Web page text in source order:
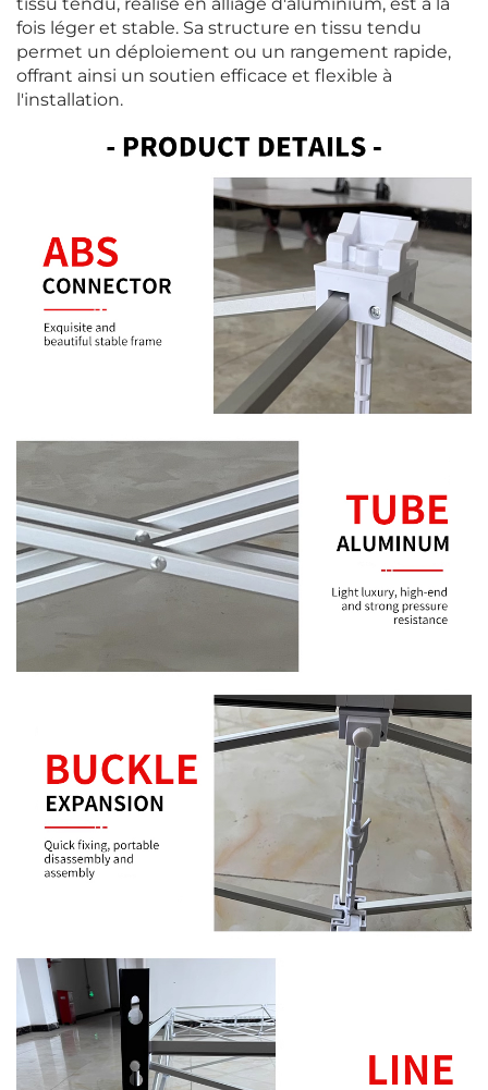
fois léger et stable. Sa structure en tissu tendu
permet un déploiement ou un rangement rapide,
offrant ainsi un soutien efficace et flexible à
l'installation.